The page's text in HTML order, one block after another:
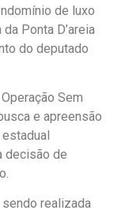
de luxo
Ponta D’areia
do deputado
Sem
e apreensão
decisão de
realizada